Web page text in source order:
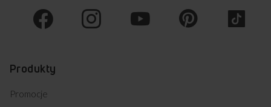
Produkty
Promocje